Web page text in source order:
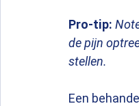
Pro-tip:
de pijn
stellen.
Een